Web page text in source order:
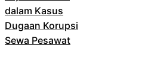
dalam Kasus
Dugaan Korupsi
Sewa Pesawat